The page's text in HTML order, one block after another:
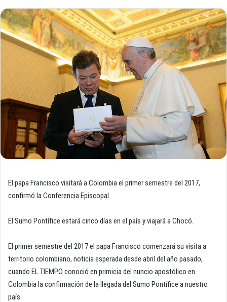
El papa Francisco visitará a Colombia el primer semestre del 2017,
confirmó la Conferencia Episcopal.
El Sumo Pontífice estará cinco días en el país y viajará a Chocó.
El primer semestre del 2017 el papa Francisco comenzará su visita a
territorio colombiano, noticia esperada desde abril del año pasado,
cuando EL TIEMPO conoció en primicia del nuncio apostólico en
Colombia la confirmación de la llegada del Sumo Pontífice a nuestro
país.